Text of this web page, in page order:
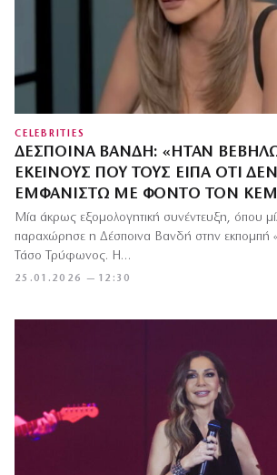
CELEBRITIES
ΔΈΣΠΟΙΝΑ ΒΑΝΔΉ: «ΉΤΑΝ
ΕΚΕΊΝΟΥΣ ΠΟΥ ΤΟΥΣ ΕΊΠΑ ΌΤΙ
ΕΜΦΑΝΙΣΤΏ ΜΕ ΦΌΝΤΟ ΤΟΝ
25.01.2026 — 12:30
Μία άκρως εξομολογητική συνέντευξη, όπου
παραχώρησε η Δέσποινα Βανδή στην εκπομπή
Τάσο Τρύφωνος. Η…